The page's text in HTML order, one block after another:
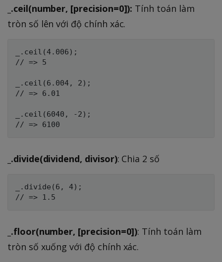
_.ceil(number, [precision=0]): Tính toán làm
tròn số lên với độ chính xác.
_.ceil(4.006);
// => 5
_.ceil(6.004, 2);
// => 6.01
_.ceil(6040, -2);
_.divide(dividend, divisor): Chia 2 số
_.divide(6, 4);
_.floor(number, [precision=0]): Tính toán làm
tròn số xuống với độ chính xác.